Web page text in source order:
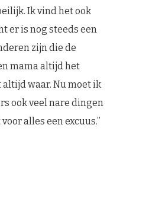
Ik vind het ook
er is nog steeds een
zijn die de
mama altijd het
altijd waar. Nu moet ik
ook veel nare dingen
alles een excuus.”